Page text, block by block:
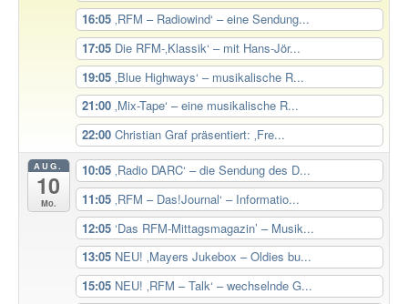
16:05 ‚RFM – Radiowind‘ – eine Sendung...
17:05 Die RFM-‚Klassik‘ – mit Hans-Jör...
19:05 ‚Blue Highways‘ – musikalische R...
21:00 ‚Mix-Tape‘ – eine musikalische R...
22:00 Christian Graf präsentiert: ‚Fre...
AUG.
10
Mo.
10:05 ‚Radio DARC‘ – die Sendung des D...
11:05 ‚RFM – Das!Journal‘ – Informatio...
12:05 ‘Das RFM-Mittagsmagazin’ – Musik...
13:05 NEU! ‚Mayers Jukebox – Oldies bu...
15:05 NEU! ‚RFM – Talk‘ – wechselnde G...